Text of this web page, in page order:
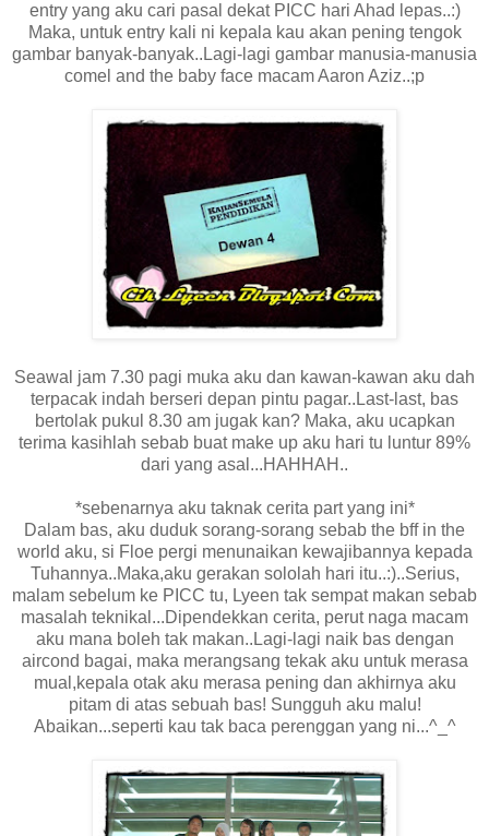
entry yang aku cari pasal dekat PICC hari Ahad lepas..:)
Maka, untuk entry kali ni kepala kau akan pening tengok
gambar banyak-banyak..Lagi-lagi gambar manusia-manusia
comel and the baby face macam Aaron Aziz..;p
Seawal jam 7.30 pagi muka aku dan kawan-kawan aku dah
terpacak indah berseri depan pintu pagar..Last-last, bas
bertolak pukul 8.30 am jugak kan? Maka, aku ucapkan
terima kasihlah sebab buat make up aku hari tu luntur 89%
dari yang asal...HAHHAH..
*sebenarnya aku taknak cerita part yang ini*
Dalam bas, aku duduk sorang-sorang sebab the bff in the
world aku, si Floe pergi menunaikan kewajibannya kepada
Tuhannya..Maka,aku gerakan sololah hari itu..:)..Serius,
malam sebelum ke PICC tu, Lyeen tak sempat makan sebab
masalah teknikal...Dipendekkan cerita, perut naga macam
aku mana boleh tak makan..Lagi-lagi naik bas dengan
aircond bagai, maka merangsang tekak aku untuk merasa
mual,kepala otak aku merasa pening dan akhirnya aku
pitam di atas sebuah bas! Sungguh aku malu!
Abaikan...seperti kau tak baca perenggan yang ni...^_^